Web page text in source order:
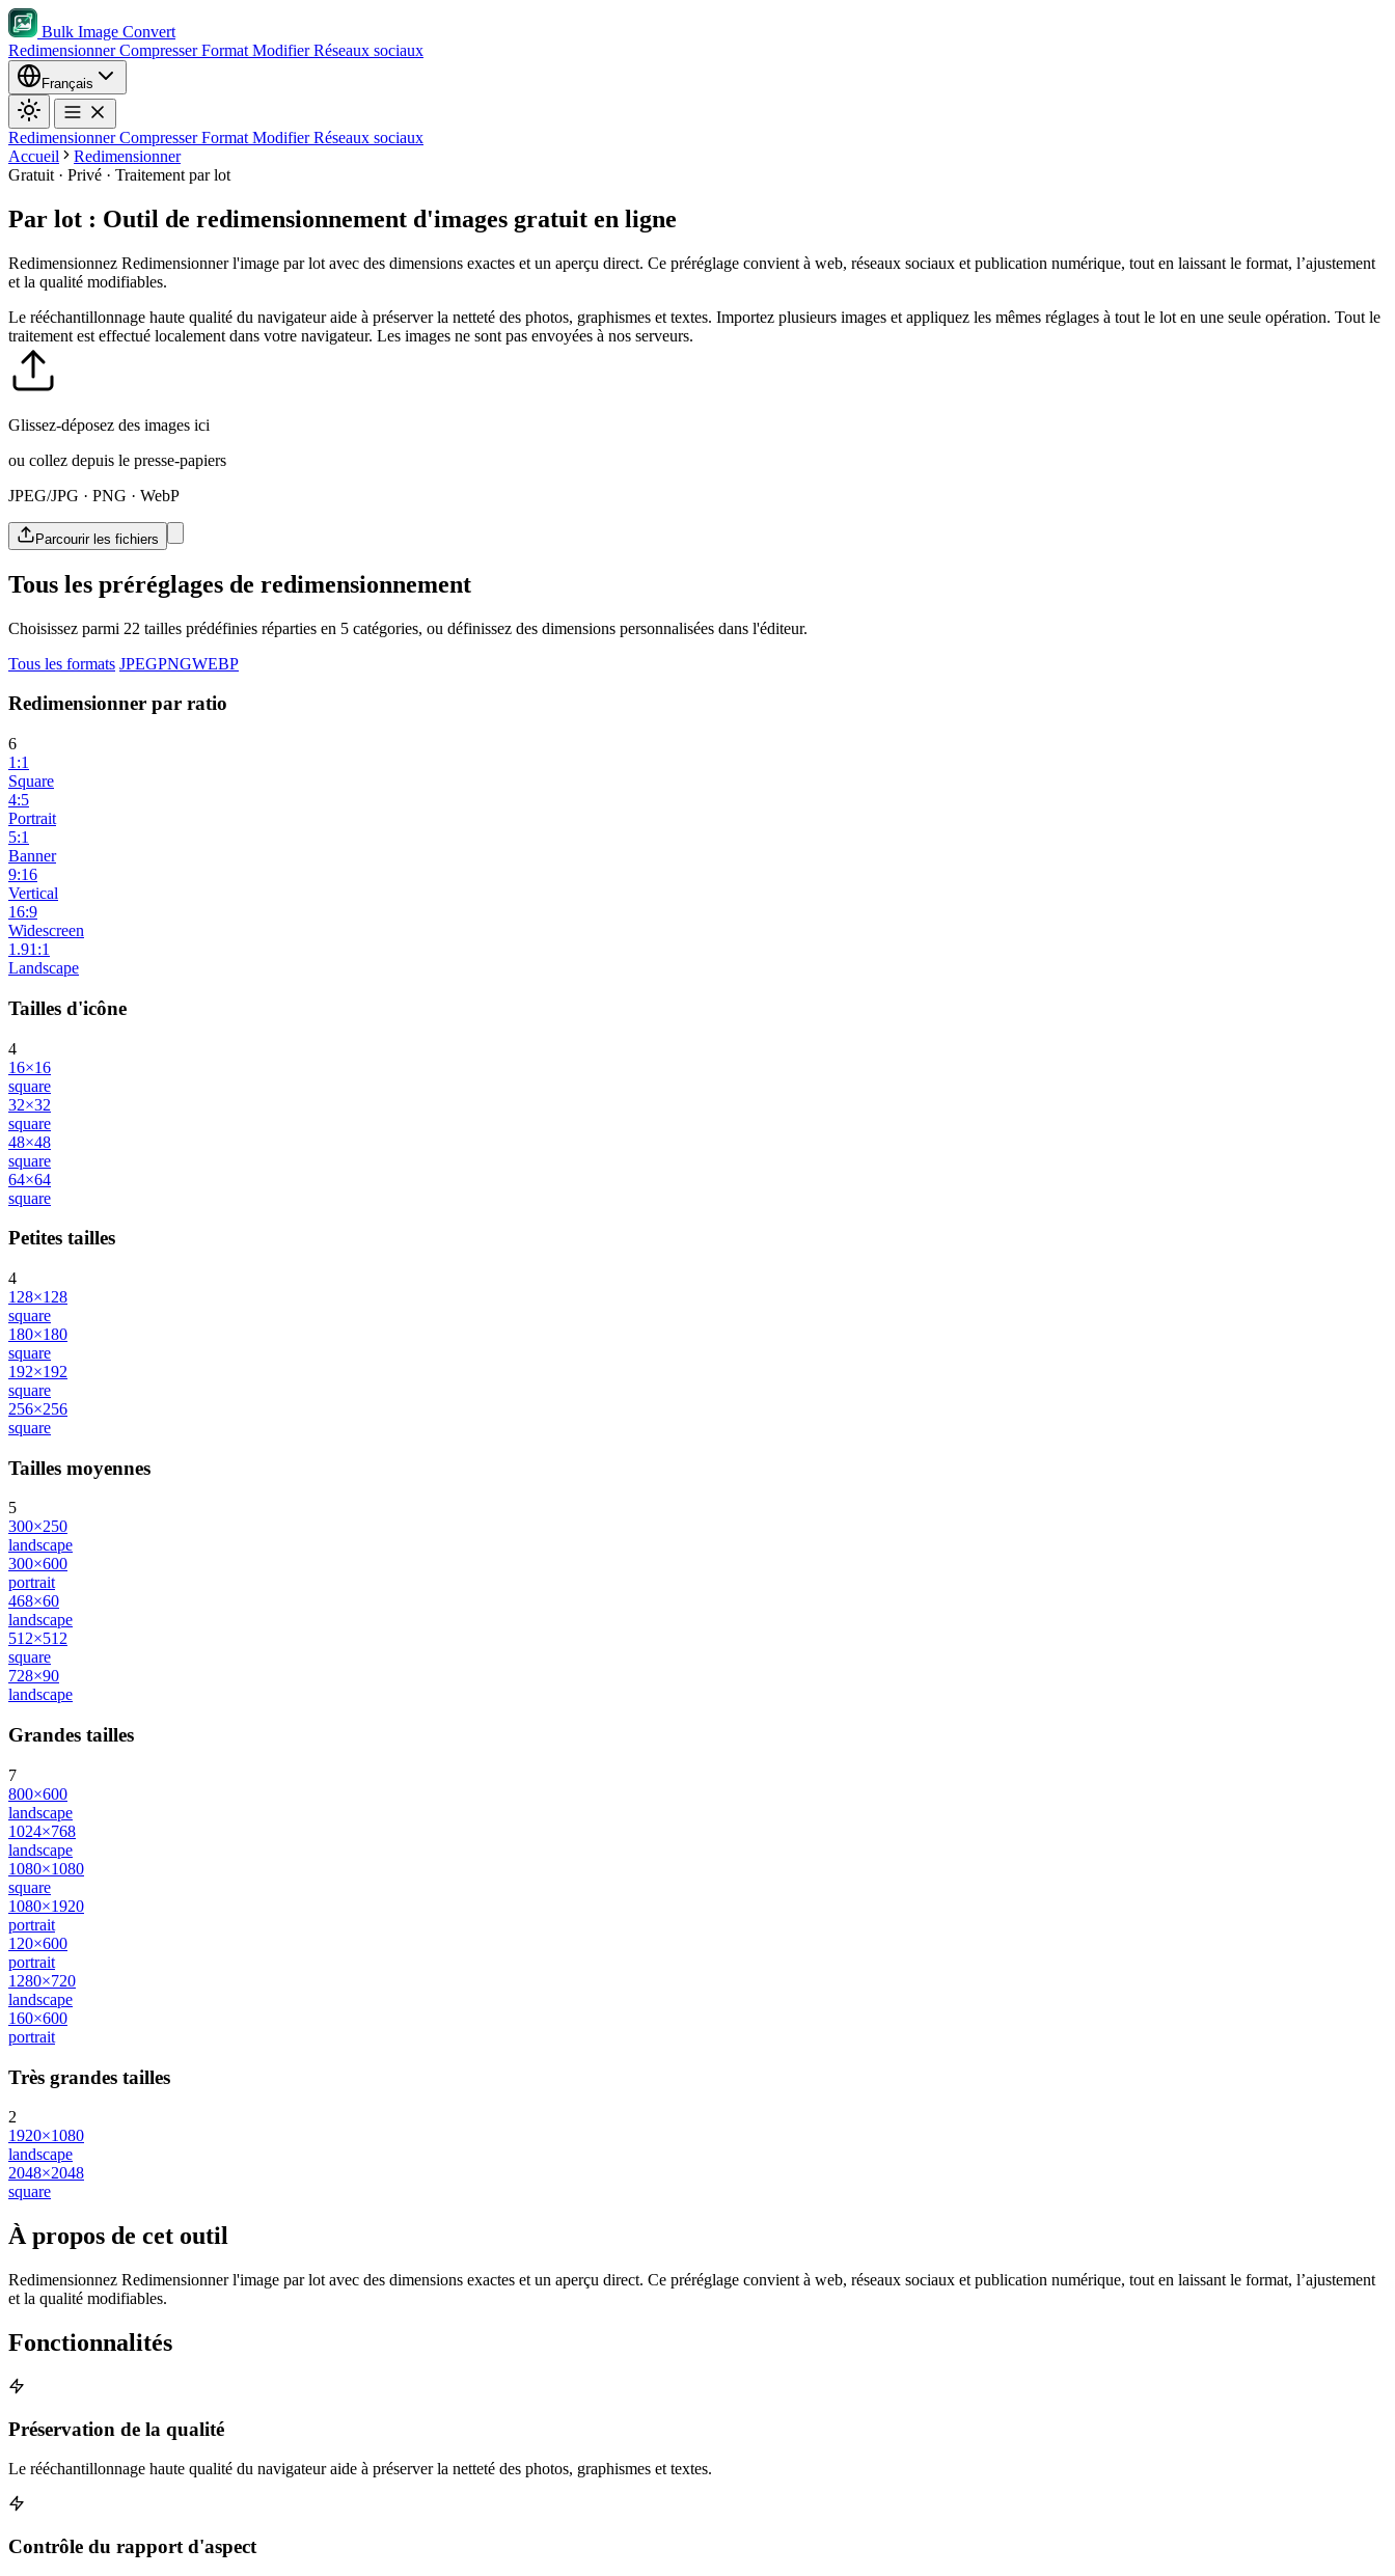
Bulk Image Convert
RedimensionnerCompresserFormat ModifierRéseaux sociaux
Français
RedimensionnerCompresserFormat ModifierRéseaux sociaux
Accueil
Redimensionner
Gratuit · Privé · Traitement par lot
Par lot : Outil de redimensionnement d'images gratuit en ligne
Redimensionnez Redimensionner l'image par lot avec des dimensions exactes et un aperçu direct. Ce préréglage convient à web, réseaux sociaux et publication numérique, tout en laissant le format, l’ajustement
et la qualité modifiables.
Le rééchantillonnage haute qualité du navigateur aide à préserver la netteté des photos, graphismes et textes. Importez plusieurs images et appliquez les mêmes réglages à tout le lot en une seule opération. Tout le
traitement est effectué localement dans votre navigateur. Les images ne sont pas envoyées à nos serveurs.
Glissez-déposez des images ici
ou collez depuis le presse-papiers
JPEG/JPG · PNG · WebP
Parcourir les fichiers
Tous les préréglages de redimensionnement
Choisissez parmi 22 tailles prédéfinies réparties en 5 catégories, ou définissez des dimensions personnalisées dans l'éditeur.
Tous les formats JPEGPNGWEBP
Redimensionner par ratio
6
1:1
Square
4:5
Portrait
5:1
Banner
9:16
Vertical
16:9
Widescreen
1.91:1
Landscape
Tailles d'icône
4
16×16
square
32×32
square
48×48
square
64×64
square
Petites tailles
4
128×128
square
180×180
square
192×192
square
256×256
square
Tailles moyennes
5
300×250
landscape
300×600
portrait
468×60
landscape
512×512
square
728×90
landscape
Grandes tailles
7
800×600
landscape
1024×768
landscape
1080×1080
square
1080×1920
portrait
120×600
portrait
1280×720
landscape
160×600
portrait
Très grandes tailles
2
1920×1080
landscape
2048×2048
square
À propos de cet outil
Redimensionnez Redimensionner l'image par lot avec des dimensions exactes et un aperçu direct. Ce préréglage convient à web, réseaux sociaux et publication numérique, tout en laissant le format, l’ajustement
et la qualité modifiables.
Fonctionnalités
Préservation de la qualité
Le rééchantillonnage haute qualité du navigateur aide à préserver la netteté des photos, graphismes et textes.
Contrôle du rapport d'aspect